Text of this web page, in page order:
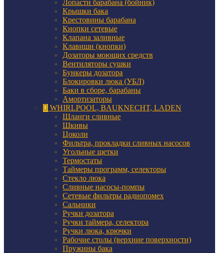
Лопасти барабана (бойник)
Крышки бака
Крестовины барабана
Кнопки сетевые
Клапана заливные
Клавиши (кнопки)
Дозаторы моющих средств
Вентиляторы сушки
Бункеры дозатора
Блокировки люка (УБЛ)
Баки в сборе, барабаны
Амортизаторы
WHIRLPOOL, BAUKNECHT, LADEN
Шланги сливные
Шкивы
Цоколи
Фильтра, прокладки сливных насосов
Угольные щетки
Термостаты
Таймеры программ, селекторы
Стекло люка
Сливные насосы-помпы
Сетевые фильтры радиопомех
Сальники
Ручки дозатора
Ручки таймера, селектора
Ручки люка, крючки
Рабочие столы (верхние поверхности)
Пружины бака